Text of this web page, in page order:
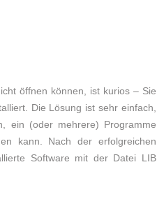
öffnen können, ist kurios – Sie
Die Lösung ist sehr einfach,
ein (oder mehrere) Programme
kann. Nach der erfolgreichen
Software mit der Datei LIB